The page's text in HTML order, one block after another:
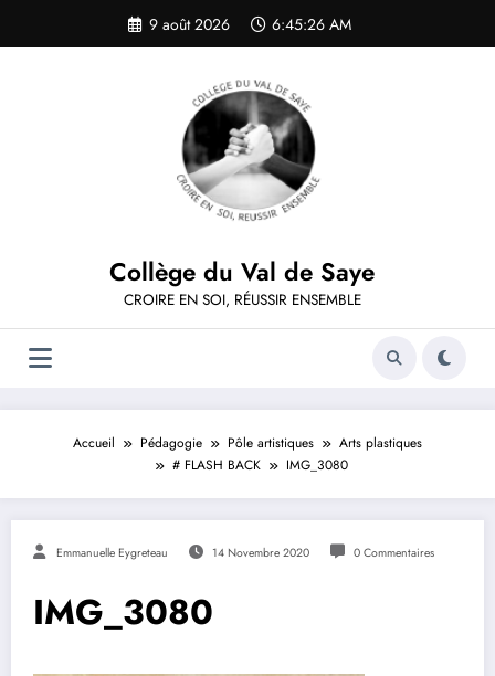
contenu
9 août 2026 6:45:26 AM
Collège du Val de Saye
CROIRE EN SOI, RÉUSSIR ENSEMBLE
Accueil Pédagogie Pôle artistiques
Arts plastiques
# FLASH BACK
IMG_3080
Emmanuelle Eygreteau 14 Novembre 2020 0 Commentaires
IMG_3080